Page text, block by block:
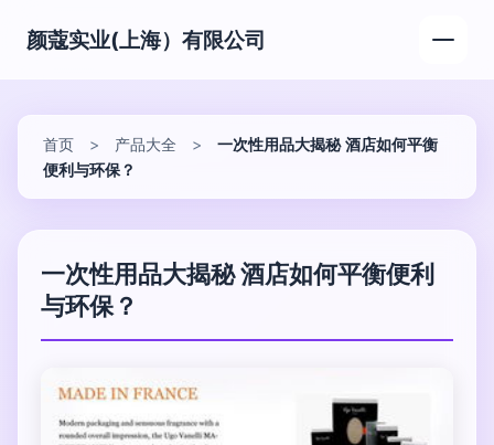
颜蔻实业(上海）有限公司
首页 > 产品大全 >
一次性用品大揭秘 酒店如何平衡
便利与环保？
一次性用品大揭秘 酒店如何平衡便利
与环保？